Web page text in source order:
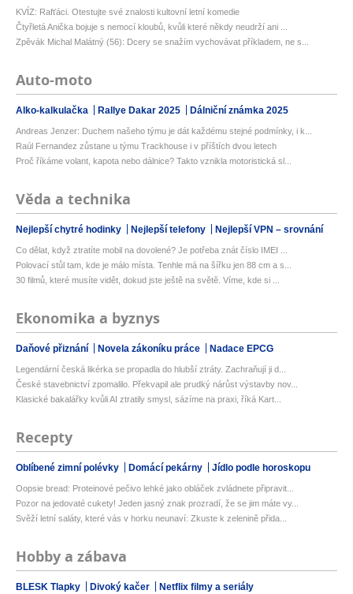
KVÍZ: Rafťáci. Otestujte své znalosti kultovní letní komedie
Čtyřletá Anička bojuje s nemocí kloubů, kvůli které někdy neudrží ani ...
Zpěvák Michal Malátný (56): Dcery se snažím vychovávat příkladem, ne s...
Auto-moto
Alko-kalkulačka Rallye Dakar 2025 Dálniční známka 2025
Andreas Jenzer: Duchem našeho týmu je dát každému stejné podmínky, i k...
Raúl Fernandez zůstane u týmu Trackhouse i v příštích dvou letech
Proč říkáme volant, kapota nebo dálnice? Takto vznikla motoristická sl...
Věda a technika
Nejlepší chytré hodinky Nejlepší telefony Nejlepší VPN – srovnání
Co dělat, když ztratíte mobil na dovolené? Je potřeba znát číslo IMEI ...
Polovací stůl tam, kde je málo místa. Tenhle má na šířku jen 88 cm a s...
30 filmů, které musíte vidět, dokud jste ještě na světě. Víme, kde si ...
Ekonomika a byznys
Daňové přiznání Novela zákoníku práce Nadace EPCG
Legendární česká likérka se propadla do hlubší ztráty. Zachraňují ji d...
České stavebnictví zpomalilo. Překvapil ale prudký nárůst výstavby nov...
Klasické bakalářky kvůli AI ztratily smysl, sázíme na praxi, říká Kart...
Recepty
Oblíbené zimní polévky Domácí pekárny Jídlo podle horoskopu
Oopsie bread: Proteinové pečivo lehké jako obláček zvládnete připravit...
Pozor na jedovaté cukety! Jeden jasný znak prozradí, že se jim máte vy...
Svěží letní saláty, které vás v horku neunaví: Zkuste k zelenině přida...
Hobby a zábava
BLESK Tlapky Divoký kačer Netflix filmy a seriály